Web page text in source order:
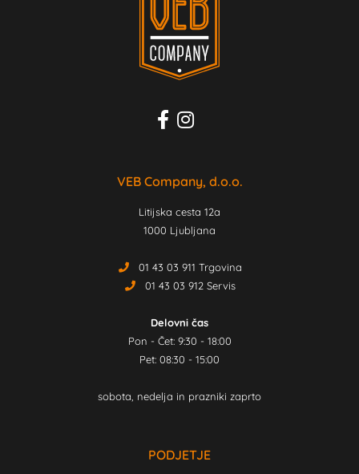
VEB Company, d.o.o.
Litijska cesta 12a
1000 Ljubljana
01 43 03 911 Trgovina
01 43 03 912 Servis
Delovni čas
Pon - Čet: 9:30 - 18:00
Pet: 08:30 - 15:00
sobota, nedelja in prazniki zaprto
PODJETJE